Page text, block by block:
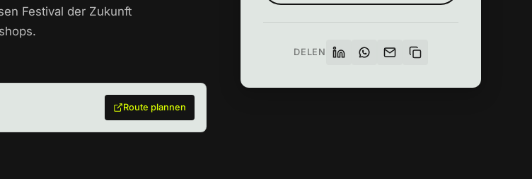
Festival der Zukunft
Route plannen
DELEN